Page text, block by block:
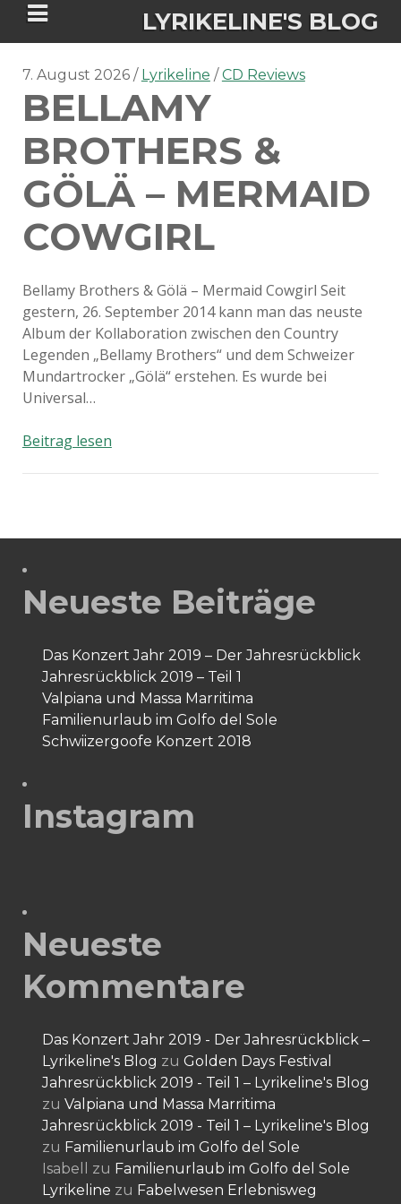
LYRIKELINE'S BLOG
Tania Morgan's Blog über alles, was
sie im Leben bewegt.
ÜBER DIE AUTORIN
IGASHO UND CHIMALIS KAYA
NIEMALS FÜR IMMER (ROMAN)
NIGHTMARES
BÜCHERSHOPS
DATENSCHUTZERKLÄRUNG
IMPRESSUM
7. August 2026 Lyrikeline CD Reviews
BELLAMY
BROTHERS &
GÖLÄ – MERMAID
COWGIRL
Bellamy Brothers & Gölä – Mermaid Cowgirl Seit
gestern, 26. September 2014 kann man das neuste
Album der Kollaboration zwischen den Country
Legenden „Bellamy Brothers“ und dem Schweizer
Mundartrocker „Gölä“ erstehen. Es wurde bei
Universal…
Beitrag lesenBellamy
Neueste Beiträge
Das Konzert Jahr 2019 – Der Jahresrückblick
Jahresrückblick 2019 – Teil 1
Valpiana und Massa Marritima
Familienurlaub im Golfo del Sole
Schwiizergoofe Konzert 2018
Instagram
Neueste
Kommentare
Das Konzert Jahr 2019 - Der Jahresrückblick –
Lyrikeline's Blog zu Golden Days Festival
Jahresrückblick 2019 - Teil 1 – Lyrikeline's Blog
zu Valpiana und Massa Marritima
Jahresrückblick 2019 - Teil 1 – Lyrikeline's Blog
zu Familienurlaub im Golfo del Sole
Isabell
zu Familienurlaub im Golfo del Sole
Lyrikeline zu Fabelwesen Erlebnisweg